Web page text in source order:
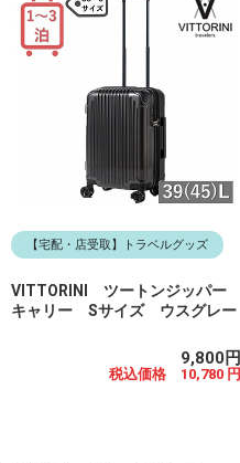
【宅配・店受取】トラベルグッズ
VITTORINI ツートンジッパー
キャリー Sサイズ ウスグレー
9,800円
税込価格 10,780 円